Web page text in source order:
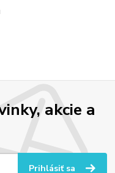
akcie a
Prihlásiť sa